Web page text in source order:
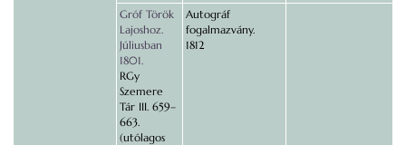
Gróf Török
Lajoshoz.
Júliusban
1801.
RGy
Szemere
Tár III. 659–
663.
(utólagos
Autográf
fogalmazvány.
1812